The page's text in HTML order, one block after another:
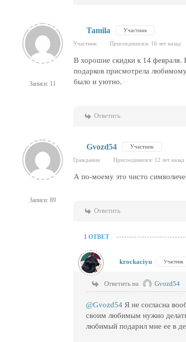
Записи: 11
Tamila Участник
Участник Присоединился: 16 лет назад
В хорошие скидки к 14 февраля.
подарков присмотрела
было и уютно.
Ответить
Записи: 89
Gvozd54 Участник
Гражданин Присоединился: 12 лет назад
А по-моему это чисто
Ответить
1 ОТВЕТ
krockaciyu Участник
Ответить на Gvozd54
@Gvozd54 Я не согласна
своим любимым нужно
любимый подарил мне ее в